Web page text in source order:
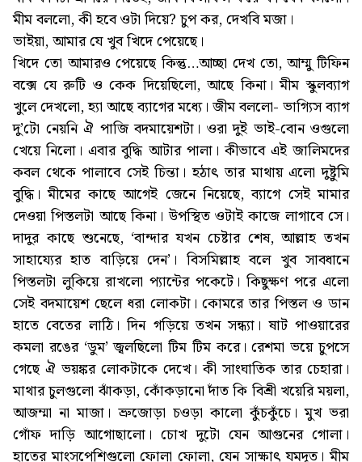
মীম বললো, কী হবে ওটা দিয়ে? চুপ কর, দেখবি মজা।
ভাইয়া, আমার যে খুব খিদে পেয়েছে।
খিদে তো আমারও পেয়েছে কিন্তু…আচ্ছা দেখ তো, আম্মু টিফিন
বক্সে যে রুটি ও কেক দিয়েছিলো, আছে কিনা। মীম স্কুলব্যাগ
খুলে দেখলো, হ্যা আছে ব্যাগের মধ্যে। জীম বললো- ভাগ্যিস ব্যাগ
দু’টো নেয়নি ঐ পাজি বদমায়েশটা। ওরা দুই ভাই-বোন ওগুলো
খেয়ে নিলো। এবার বুদ্ধি আটার পালা। কীভাবে এই জালিমদের
কবল থেকে পালাবে সেই চিন্তা। হঠাৎ তার মাথায় এলো দুষ্টুমি
বুদ্ধি। মীমের কাছে আগেই জেনে নিয়েছে, ব্যাগে সেই মামার
দেওয়া পিস্তলটা আছে কিনা। উপস্থিত ওটাই কাজে লাগাবে সে।
দাদুর কাছে শুনেছে, ‘বান্দার যখন চেষ্টার শেষ, আল্লাহ তখন
সাহায্যের হাত বাড়িয়ে দেন’। বিসমিল্লাহ বলে খুব সাবধানে
পিস্তলটা লুকিয়ে রাখলো প্যান্টের পকেটে। কিছুক্ষণ পরে এলো
সেই বদমায়েশ ছেলে ধরা লোকটা। কোমরে তার পিস্তল ও ডান
হাতে বেতের লাঠি। দিন গড়িয়ে তখন সন্ধ্যা। ষাট পাওয়ারের
কমলা রঙের ‘ডুম’ জ্বলছিলো টিম টিম করে। রেশমা ভয়ে চুপসে
গেছে ঐ ভয়ঙ্কর লোকটাকে দেখে। কী সাংঘাতিক তার চেহারা।
মাথার চুলগুলো ঝাঁকড়া, কোঁকড়ানো দাঁত কি বিশ্রী খয়েরি ময়লা,
আজম্মা না মাজা। ভ্রুজোড়া চওড়া কালো কুঁচকুঁচে। মুখ ভরা
গোঁফ দাড়ি আগোছালো। চোখ দুটো যেন আগুনের গোলা।
হাতের মাংসপেশিগুলো ফোলা ফোলা, যেন সাক্ষাৎ যমদূত। মীম